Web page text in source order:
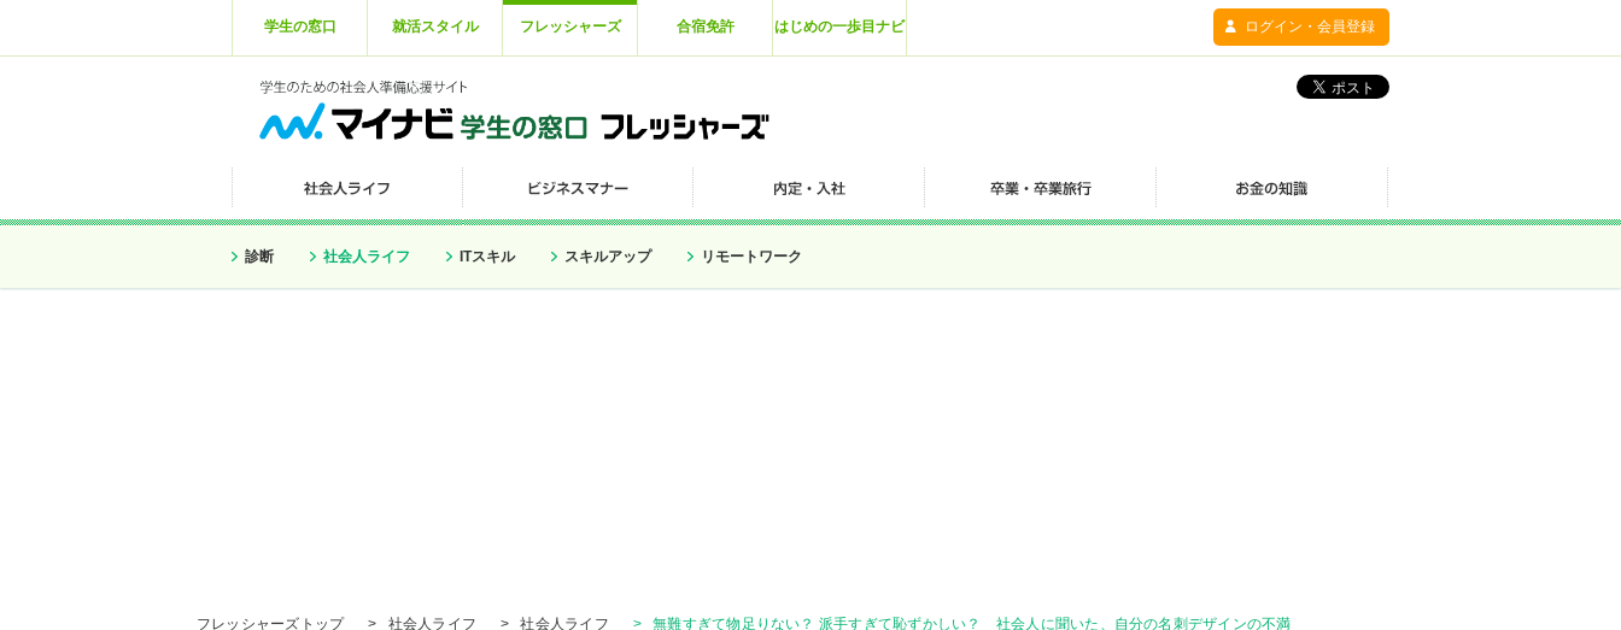
学生の窓口 就活スタイル フレッシャーズ 合宿免許 はじめの一歩目ナビ ログイン・会員登録
診断 社会人ライフ ITスキル スキルアップ リモートワーク
フレッシャーズトップ > 社会人ライフ > 社会人ライフ > 無難すぎて物足りない？ 派手すぎて恥ずかしい？ 社会人に聞いた、自分の名刺デザインの不満